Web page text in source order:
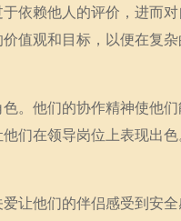
依赖他人的评价，进而
值观和目标，以便在复
。他们的协作精神使他
们在领导岗位上表现出
让他们的伴侣感受到安